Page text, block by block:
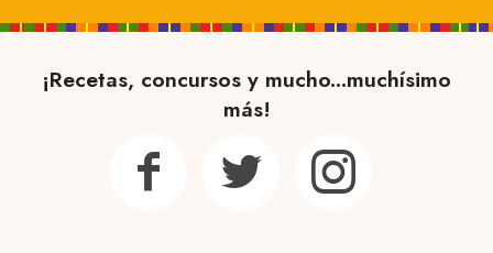
¡Recetas, concursos y mucho...muchísimo
más!